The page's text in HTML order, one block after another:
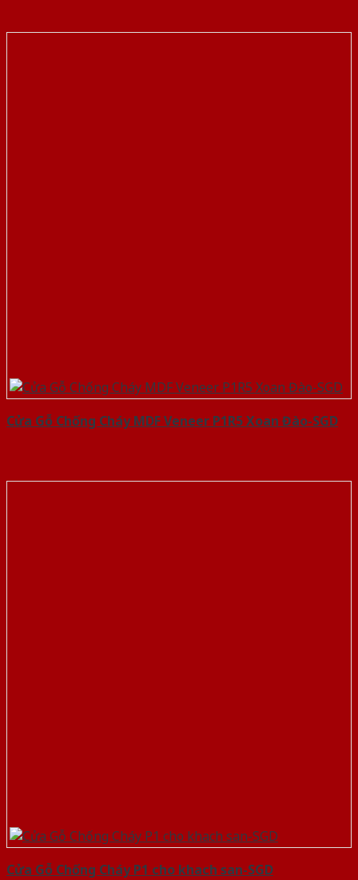
Cửa Gỗ Chống Cháy MDF Veneer P1R5 Xoan Đào-SGD
Cửa Gỗ Chống Cháy P1 cho khach san-SGD